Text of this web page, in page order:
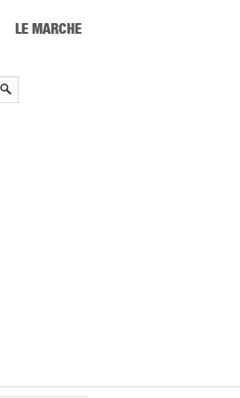
LE MARCHE